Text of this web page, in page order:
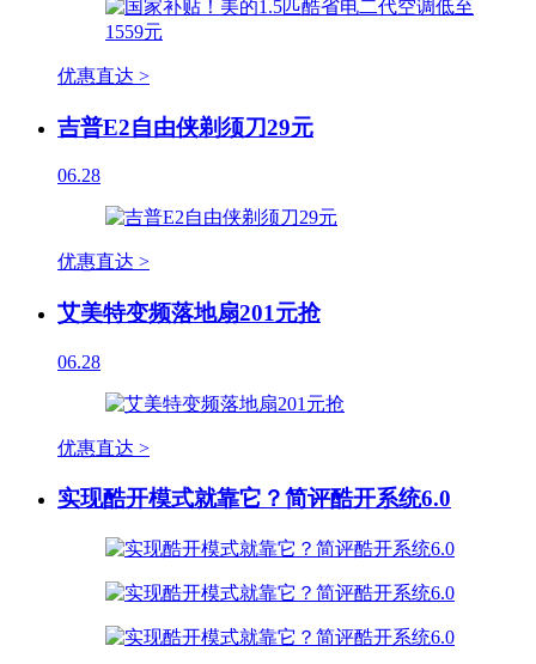
优惠直达 >
吉普E2自由侠剃须刀29元
06.28
优惠直达 >
艾美特变频落地扇201元抢
06.28
优惠直达 >
实现酷开模式就靠它？简评酷开系统6.0